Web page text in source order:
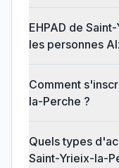
EHPAD de
les personnes
Comment
la-Perche ?
Quels types
Saint-Yrieix-la-